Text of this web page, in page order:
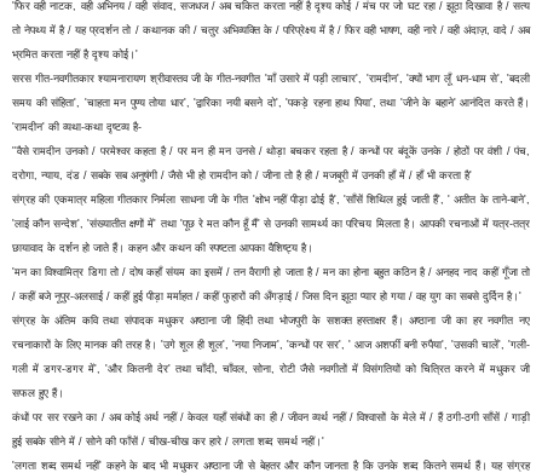
'फिर वही नाटक, वही अभिनय / वही संवाद, सजधज / अब चकित करता नहीं है दृश्य कोई / मंच पर जो घट रहा / झूठा दिखावा है / सत्य
तो नेपथ्य में है / यह प्रदर्शन तो / कथानक की / चतुर अभिव्यक्ति के / परिप्रेक्ष्य में है / फिर वही भाषण, वही नारे / वही अंदाज़, वादे / अब
भ्रमित करता नहीं है दृश्य कोई।'
सरस गीत-नवगीतकार श्यामनारायण श्रीवास्तव जी के गीत-नवगीत 'माँ उसारे में पड़ी लाचार', 'रामदीन', 'क्यों भाग लूँ धन-धाम से', 'बदली
समय की संहिता', 'चाहता मन पुण्य तोया धार', 'द्वारिका नयी बसने दो', 'पकड़े रहना हाथ पिया', तथा 'जीने के बहाने' आनंदित करते हैं।
'रामदीन' की व्यथा-कथा दृष्टव्य है-
''वैसे रामदीन उनको / परमेश्वर कहता है / पर मन ही मन उनसे / थोड़ा बचकर रहता है / कन्धों पर बंदूकें उनके / होठों पर वंशी / पंच,
दरोगा, न्याय, दंड / सबके सब अनुषंगी / जैसे भी हो रामदीन को / जीना तो है ही / मजबूरी में उनकी हाँ में / हाँ भी करता है'
संग्रह की एकमात्र महिला गीतकार निर्मला साधना जी के गीत 'क्षोभ नहीं पीड़ा ढोई है', 'साँसें शिथिल हुई जाती हैं', ' अतीत के ताने-बाने',
'लाई कौन सन्देश', 'संख्यातीत क्षणों में' तथा 'पूछ रे मत कौन हूँ मैं' से उनकी सामर्थ्य का परिचय मिलता है। आपकी रचनाओं में यत्र-तत्र
छायावाद के दर्शन हो जाते हैं। कहन और कथन की स्पष्टता आपका वैशिष्ट्य है।
'मन का विश्वामित्र डिगा तो / दोष कहाँ संयम का इसमें / तन वैरागी हो जाता है / मन का होना बहुत कठिन है / अनहद नाद कहीं गूँजा तो
/ कहीं बजे नूपुर-अलसाई / कहीं हुई पीड़ा मर्माहत / कहीं फुहारों की अँगड़ाई / जिस दिन झूठा प्यार हो गया / वह युग का सबसे दुर्दिन है।'
संग्रह के अंतिम कवि तथा संपादक मधुकर अष्ठाना जी हिंदी तथा भोजपुरी के सशक्त हस्ताक्षर हैं। अष्ठाना जी का हर नवगीत नए
रचनाकारों के लिए मानक की तरह है। 'उगे शूल ही शूल', 'नया निजाम', 'कन्धों पर सर', ' आज अशर्फी बनी रुपैया', 'उसकी चालें', 'गली-
गली में डगर-डगर में', 'और कितनी देर' तथा चाँदी, चाँवल, सोना, रोटी जैसे नवगीतों में विसंगतियों को चित्रित करने में मधुकर जी
सफल हुए हैं।
कंधों पर सर रखने का / अब कोई अर्थ नहीं / केवल यहाँ संबंधों का ही / जीवन व्यर्थ नहीं / विश्वासों के मेले में / हैं ठगी-ठगी साँसें / गाड़ी
हुई सबके सीने में / सोने की फाँसें / चीख-चीख कर हारे / लगता शब्द समर्थ नहीं।'
'लगता शब्द समर्थ नहीं' कहने के बाद भी मधुकर अष्ठाना जी से बेहतर और कौन जानता है कि उनके शब्द कितने समर्थ हैं। यह संग्रह